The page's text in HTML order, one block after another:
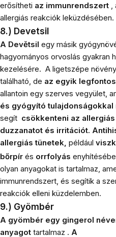
erősítheti az immunrendszert ,
allergiás reakciók leküzdésében.
8.) Devetsil
A Devětsil egy másik
hagyományos orvoslás gyakran
kezelésére. A ligetszépe
található, de az egyik
allantoin egy szerves vegyület,
és gyógyító tulajdonságokkal
segít csökkenteni az
duzzanatot és irritációt.
allergiás tünetek, például
bőrpír és orrfolyás
olyan anyagokat is tartalmaz,
immunrendszert, és segítik a
reakciók elleni küzdelemben.
9.) Gyömbér
A gyömbér egy gingerol
anyagot tartalmaz . A